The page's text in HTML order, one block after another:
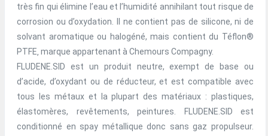
très fin qui élimine l’eau et l’humidité annihilant tout risque de
corrosion ou d’oxydation. Il ne contient pas de silicone, ni de
solvant aromatique ou halogéné, mais contient du Téflon®
PTFE‚ marque appartenant à Chemours Compagny.
FLUDENE.SID est un produit neutre, exempt de base ou
d’acide, d’oxydant ou de réducteur, et est compatible avec
tous les métaux et la plupart des matériaux : plastiques,
élastomères, revêtements, peintures. FLUDENE.SID est
conditionné en spay métallique donc sans gaz propulseur.